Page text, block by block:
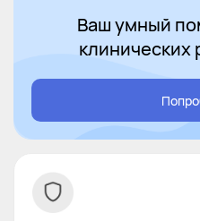
Ваш умный